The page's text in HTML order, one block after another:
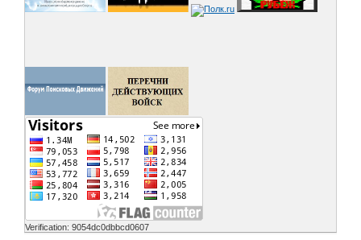
Verification: 9054dc0dbbcd0607